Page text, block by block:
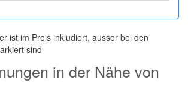
ist im Preis inkludiert, ausser bei den
sind
in der Nähe von